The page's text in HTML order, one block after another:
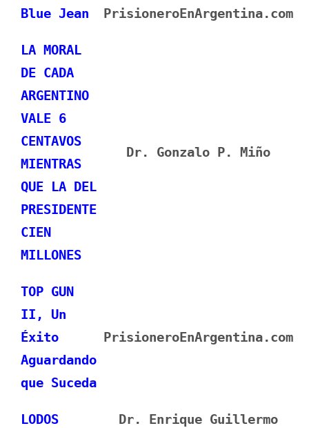
Blue Jean PrisioneroEnArgentina.com
LA MORAL
DE CADA
ARGENTINO
VALE 6
CENTAVOS
MIENTRAS
QUE LA DEL
PRESIDENTE
CIEN
MILLONES
Dr. Gonzalo P. Miño
TOP GUN
II, Un
Éxito
Aguardando
que Suceda
PrisioneroEnArgentina.com
LODOS
Dr. Enrique Guillermo